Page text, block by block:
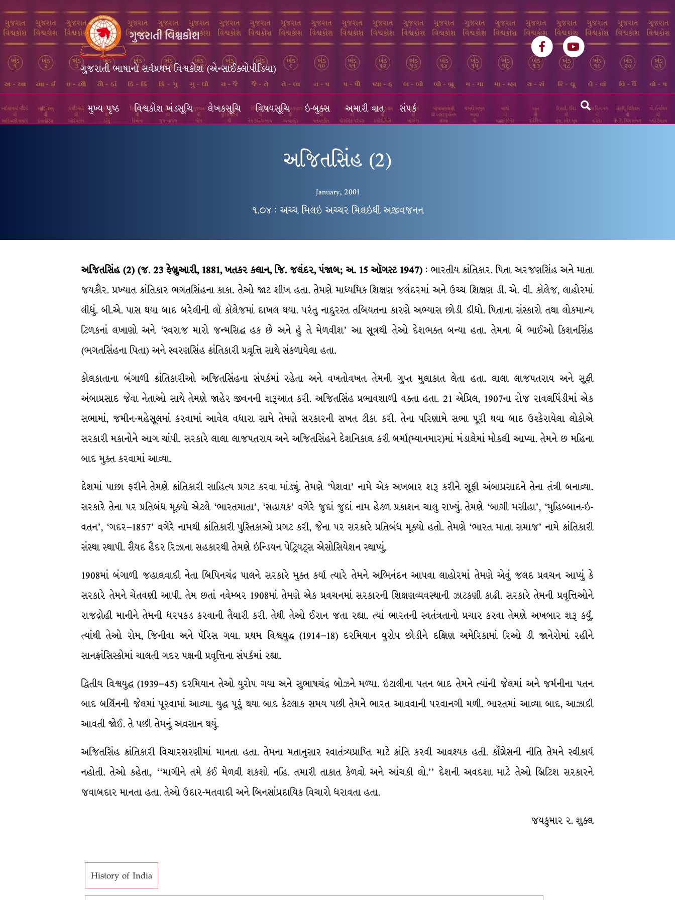
ગુજરાતી ભાષાનો સર્વપ્રથમ વિશ્વકોશ (એન્સાઈક્લોપીડિયા)
FacebookYoutube
મુખ્ય પૃષ્ઠ વિશ્વકોશ ખંડસૂચિ લેખકસૂચિ વિષયસૂચિ ઇ-બુક્સ અમારી વાત સંપર્ક
અજિતસિંહ (2)
January, 2001
૧.૦૪ : અચ્ચ મિલઇ અચ્ચર મિલઇથી અજીવજનન
અજિતસિંહ (2) (જ. 23 ફેબ્રુઆરી, 1881, ખતકર કલાન, જિ. જલંદર, પંજાબ; અ. 15 ઑગસ્ટ 1947): ભારતીય ક્રાંતિકાર. પિતા અરજણસિંહ અને માતા
જયકૌર. પ્રખ્યાત ક્રાંતિકાર ભગતસિંહના કાકા. તેઓ જાટ શીખ હતા. તેમણે માધ્યમિક શિક્ષણ જલંદરમાં અને ઉચ્ચ શિક્ષણ ડી. એ. વી. કૉલેજ, લાહોરમાં
લીધું. બી.એ. પાસ થયા બાદ બરેલીની લૉ કૉલેજમાં દાખલ થયા. પરંતુ નાદુરસ્ત તબિયતના કારણે અભ્યાસ છોડી દીધો. પિતાના સંસ્કારો તથા લોકમાન્ય
ટિળકનાં લખાણો અને ‘સ્વરાજ મારો જન્મસિદ્ધ હક છે અને હું તે મેળવીશ’ આ સૂત્રથી તેઓ દેશભક્ત બન્યા હતા. તેમના બે ભાઈઓ કિશનસિંહ
(ભગતસિંહના પિતા) અને સ્વરણસિંહ ક્રાંતિકારી પ્રવૃત્તિ સાથે સંકળાયેલા હતા.
કોલકાતાના બંગાળી ક્રાંતિકારીઓ અજિતસિંહના સંપર્કમાં રહેતા અને વખતોવખત તેમની ગુપ્ત મુલાકાત લેતા હતા. લાલા લાજપતરાય અને સૂફી
અંબાપ્રસાદ જેવા નેતાઓ સાથે તેમણે જાહેર જીવનની શરૂઆત કરી. અજિતસિંહ પ્રભાવશાળી વક્તા હતા. 21 એપ્રિલ, 1907ના રોજ રાવલપિંડીમાં એક
સભામાં, જમીન-મહેસૂલમાં કરવામાં આવેલ વધારા સામે તેમણે સરકારની સખત ટીકા કરી. તેના પરિણામે સભા પૂરી થયા બાદ ઉશ્કેરાયેલા લોકોએ
સરકારી મકાનોને આગ ચાંપી. સરકારે લાલા લાજપતરાય અને અજિતસિંહને દેશનિકાલ કરી બર્મા(મ્યાનમાર)માં મંડાલેમાં મોકલી આપ્યા. તેમને છ મહિના
બાદ મુક્ત કરવામાં આવ્યા.
દેશમાં પાછા ફરીને તેમણે ક્રાંતિકારી સાહિત્ય પ્રગટ કરવા માંડ્યું. તેમણે ‘પેશવા’ નામે એક અખબાર શરૂ કરીને સૂફી અંબાપ્રસાદને તેના તંત્રી બનાવ્યા.
સરકારે તેના પર પ્રતિબંધ મૂક્યો એટલે ‘ભારતમાતા’, ‘સહાયક’ વગેરે જુદાં જુદાં નામ હેઠળ પ્રકાશન ચાલુ રાખ્યું. તેમણે ‘બાગી મસીહા’, ‘મુહિબ્બાન-ઇ-
વતન’, ‘ગદર–1857’ વગેરે નામથી ક્રાંતિકારી પુસ્તિકાઓ પ્રગટ કરી, જેના પર સરકારે પ્રતિબંધ મૂક્યો હતો. તેમણે ‘ભારત માતા સમાજ’ નામે ક્રાંતિકારી
સંસ્થા સ્થાપી. સૈયદ હૈદર રિઝાના સહકારથી તેમણે ઇન્ડિયન પેટ્રિયટ્સ એસોસિયેશન સ્થાપ્યું.
1908માં બંગાળી જહાલવાદી નેતા બિપિનચંદ્ર પાલને સરકારે મુક્ત કર્યા ત્યારે તેમને અભિનંદન આપવા લાહોરમાં તેમણે એવું જલદ પ્રવચન આપ્યું કે
સરકારે તેમને ચેતવણી આપી. તેમ છતાં નવેમ્બર 1908માં તેમણે એક પ્રવચનમાં સરકારની શિક્ષણવ્યવસ્થાની ઝાટકણી કાઢી. સરકારે તેમની પ્રવૃત્તિઓને
રાજદ્રોહી માનીને તેમની ધરપકડ કરવાની તૈયારી કરી. તેથી તેઓ ઈરાન જતા રહ્યા. ત્યાં ભારતની સ્વતંત્રતાનો પ્રચાર કરવા તેમણે અખબાર શરૂ કર્યું.
ત્યાંથી તેઓ રોમ, જિનીવા અને પૅરિસ ગયા. પ્રથમ વિશ્વયુદ્ધ (1914–18) દરમિયાન યુરોપ છોડીને દક્ષિણ અમેરિકામાં રિઓ ડી જાનેરોમાં રહીને
સાનફ્રાંસિસ્કોમાં ચાલતી ગદર પક્ષની પ્રવૃત્તિના સંપર્કમાં રહ્યા.
દ્વિતીય વિશ્વયુદ્ધ (1939–45) દરમિયાન તેઓ યુરોપ ગયા અને સુભાષચંદ્ર બોઝને મળ્યા. ઇટાલીના પતન બાદ તેમને ત્યાંની જેલમાં અને જર્મનીના પતન
બાદ બર્લિનની જેલમાં પૂરવામાં આવ્યા. યુદ્ધ પૂરું થયા બાદ કેટલાક સમય પછી તેમને ભારત આવવાની પરવાનગી મળી. ભારતમાં આવ્યા બાદ, આઝાદી
આવતી જોઈ. તે પછી તેમનું અવસાન થયું.
અજિતસિંહ ક્રાંતિકારી વિચારસરણીમાં માનતા હતા. તેમના મતાનુસાર સ્વાતંત્ર્યપ્રાપ્તિ માટે ક્રાંતિ કરવી આવશ્યક હતી. કૉંગ્રેસની નીતિ તેમને સ્વીકાર્ય
નહોતી. તેઓ કહેતા, ‘‘માગીને તમે કંઈ મેળવી શકશો નહિ. તમારી તાકાત કેળવો અને આંચકી લો.’’ દેશની અવદશા માટે તેઓ બ્રિટિશ સરકારને
જવાબદાર માનતા હતા. તેઓ ઉદાર-મતવાદી અને બિનસાંપ્રદાયિક વિચારો ધરાવતા હતા.
જયકુમાર ર. શુક્લ
History of India